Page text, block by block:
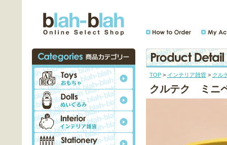
TOP> インテリア雑貨> クル
クルテク ミニ